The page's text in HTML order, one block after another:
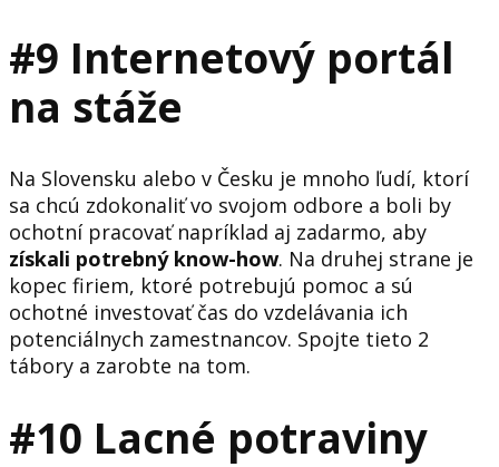
#9 Internetový portál
na stáže
Na Slovensku alebo v Česku je mnoho ľudí, ktorí
sa chcú zdokonaliť vo svojom odbore a boli by
ochotní pracovať napríklad aj zadarmo, aby
získali potrebný know-how. Na druhej strane je
kopec firiem, ktoré potrebujú pomoc a sú
ochotné investovať čas do vzdelávania ich
potenciálnych zamestnancov. Spojte tieto 2
tábory a zarobte na tom.
#10 Lacné potraviny